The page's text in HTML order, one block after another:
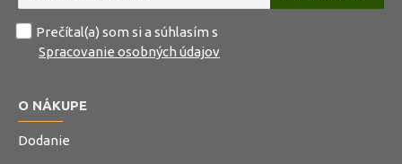
Prečítal(a) som si a súhlasím s
Spracovanie osobných údajov
O NÁKUPE
Dodanie